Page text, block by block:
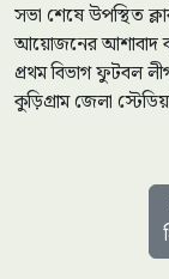
সভা শেষে উপস্থিত
আয়োজনের আশাবাদ
প্রথম বিভাগ ফুটবল
কুড়িগ্রাম জেলা